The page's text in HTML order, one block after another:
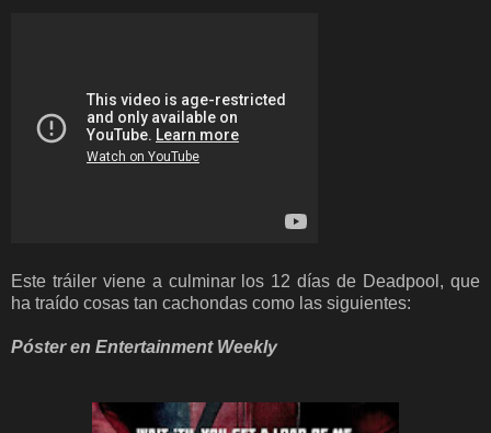
Este tráiler viene a culminar los 12 días de Deadpool, que
ha traído cosas tan cachondas como las siguientes:
Póster en Entertainment Weekly